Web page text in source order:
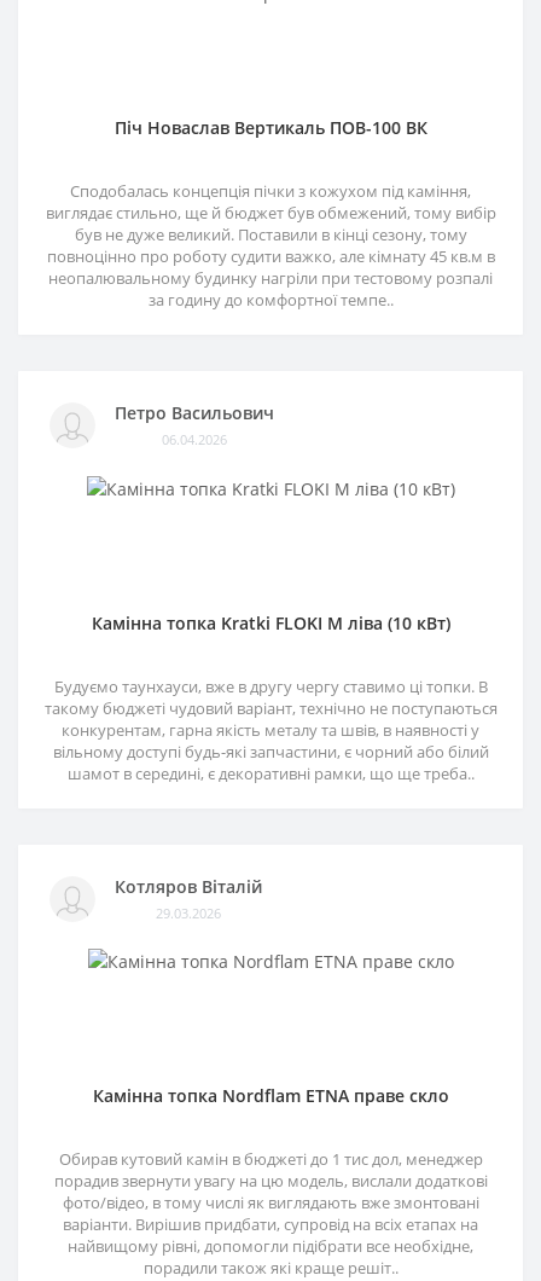
Піч Новаслав Вертикаль ПОВ-100 ВК
Сподобалась концепція пічки з кожухом під каміння,
виглядає стильно, ще й бюджет був обмежений, тому вибір
був не дуже великий. Поставили в кінці сезону, тому
повноцінно про роботу судити важко, але кімнату 45 кв.м в
неопалювальному будинку нагріли при тестовому розпалі
за годину до комфортної темпе..
Петро Васильович
06.04.2026
Камінна топка Kratki FLOKI M ліва (10 кВт)
Будуємо таунхауси, вже в другу чергу ставимо ці топки. В
такому бюджеті чудовий варіант, технічно не поступаються
конкурентам, гарна якість металу та швів, в наявності у
вільному доступі будь-які запчастини, є чорний або білий
шамот в середині, є декоративні рамки, що ще треба..
Котляров Віталій
29.03.2026
Камінна топка Nordflam ETNA праве скло
Обирав кутовий камін в бюджеті до 1 тис дол, менеджер
порадив звернути увагу на цю модель, вислали додаткові
фото/відео, в тому числі як виглядають вже змонтовані
варіанти. Вирішив придбати, супровід на всіх етапах на
найвищому рівні, допомогли підібрати все необхідне,
порадили також які краще решіт..